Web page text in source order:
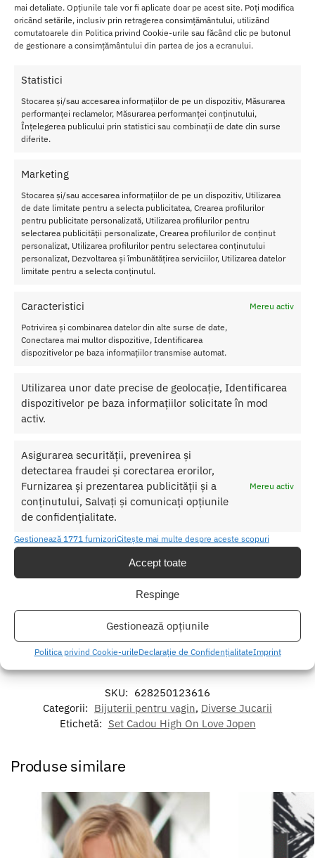
mai detaliate. Opțiunile tale vor fi aplicate doar pe acest site. Poți modifica
oricând setările, inclusiv prin retragerea consimțământului, utilizând
comutatoarele din Politica privind Cookie-urile sau făcând clic pe butonul
de gestionare a consimțământului din partea de jos a ecranului.
Statistici
Stocarea și/sau accesarea informațiilor de pe un dispozitiv, Măsurarea
performanței reclamelor, Măsurarea performanței conținutului,
Înțelegerea publicului prin statistici sau combinații de date din surse
diferite.
Marketing
Stocarea și/sau accesarea informațiilor de pe un dispozitiv, Utilizarea
de date limitate pentru a selecta publicitatea, Crearea profilurilor
pentru publicitate personalizată, Utilizarea profilurilor pentru
selectarea publicității personalizate, Crearea profilurilor de conținut
personalizat, Utilizarea profilurilor pentru selectarea conținutului
personalizat, Dezvoltarea și îmbunătățirea serviciilor, Utilizarea datelor
limitate pentru a selecta conținutul.
Caracteristici
Mereu activ
Potrivirea și combinarea datelor din alte surse de date,
Conectarea mai multor dispozitive, Identificarea
dispozitivelor pe baza informațiilor transmise automat.
Utilizarea unor date precise de geolocație, Identificarea
dispozitivelor pe baza informațiilor solicitate în mod
activ.
Asigurarea securității, prevenirea și
detectarea fraudei și corectarea erorilor,
Furnizarea și prezentarea publicității și a
conținutului, Salvați și comunicați opțiunile
de confidențialitate.
Mereu activ
Gestionează 1771 furnizoriCitește mai multe despre aceste scopuri
Accept toate
Respinge
Gestionează opțiunile
Politica privind Cookie-urileDeclarație de ConfidențialitateImprint
Folositi acest amestec emotionant pentru a va masa zona intima,
pentru a ohidrata si pentru a ajuta la trezirea simturilor care va
vor duce in teritorii neexplorate pline de pasiune.
Despre Stimulatorul pentru Clitoris Jopen by Grace
Palm
Un
clitori
din
citor,
a ergonomica si vibratii senzationale pentru o experienta intima de
placere unica si inovatoare.
Ascundeti discret acest stimulator pentru clitoris in palma si
bucurati-va de controlul total asupra vibratiilor indulgente si a
formei versatile perfecte.
cu doua butoane elegante.
Acest vibrator neted de matasos este dotat cu 7 functii de vibratie
si 5 viteze independente pentru fiecare functie.
Nu lasati produsul la indemana copiilor.
Pentru o utilizare mai usoara utilizati un lubrifiant pe baza de apa.
Nu uitati sa curatati produsul inainte si dupa fiecare utilizare cu apa
calda si sapun. Pentru o igienizare suplimentara puteti utiliza un
toycleaner.
SKU: 628250123616
Categorii: Bijuterii pentru vagin, Diverse Jucarii
Etichetă: Set Cadou High On Love Jopen
Produse similare